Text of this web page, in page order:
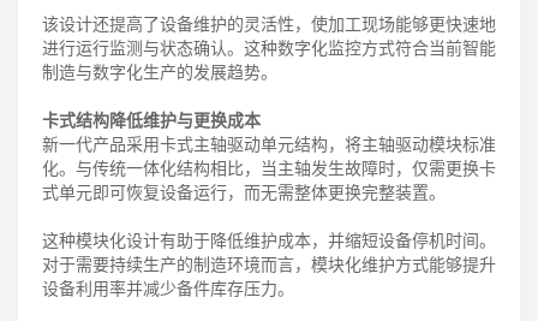
该设计还提高了设备维护的灵活性，使加工现场能够更快速地
进行运行监测与状态确认。这种数字化监控方式符合当前智能
制造与数字化生产的发展趋势。
卡式结构降低维护与更换成本
新一代产品采用卡式主轴驱动单元结构，将主轴驱动模块标准
化。与传统一体化结构相比，当主轴发生故障时，仅需更换卡
式单元即可恢复设备运行，而无需整体更换完整装置。
这种模块化设计有助于降低维护成本，并缩短设备停机时间。
对于需要持续生产的制造环境而言，模块化维护方式能够提升
设备利用率并减少备件库存压力。